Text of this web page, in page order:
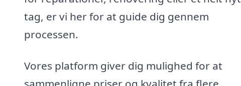
tag, er vi her for at guide dig gennem
processen.
Vores platform giver dig mulighed for at